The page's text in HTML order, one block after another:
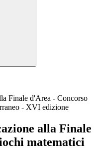
Finale d'Area - Concorso
- XVI edizione
alla Finale
matematici